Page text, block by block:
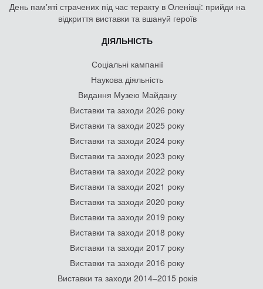
День памʼяті страчених під час теракту в Оленівці: прийди на
відкриття виставки та вшануй героїв
ДІЯЛЬНІСТЬ
Соціальні кампанії
Наукова діяльність
Видання Музею Майдану
Виставки та заходи 2026 року
Виставки та заходи 2025 року
Виставки та заходи 2024 року
Виставки та заходи 2023 року
Виставки та заходи 2022 року
Виставки та заходи 2021 року
Виставки та заходи 2020 року
Виставки та заходи 2019 року
Виставки та заходи 2018 року
Виставки та заходи 2017 року
Виставки та заходи 2016 року
Виставки та заходи 2014–2015 років